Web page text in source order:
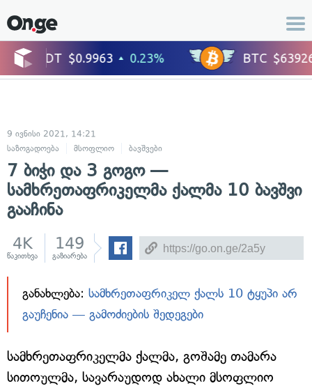
9 ივნისი 2021, 14:21
საზოგადოება
მსოფლიო ბავშვები
7 ბიჭი და 3 გოგო —
სამხრეთაფრიკელმა ქალმა 10 ბავშვი
გააჩინა
4K
წაკითხვა
149
გაზიარება
განახლება: სამხრეთაფრიკელ ქალს 10 ტყუპი არ
გაუჩენია — გამოძიების შედეგები
სამხრეთაფრიკელმა ქალმა, გოშამე თამარა
სითოულმა, სავარაუდოდ ახალი მსოფლიო